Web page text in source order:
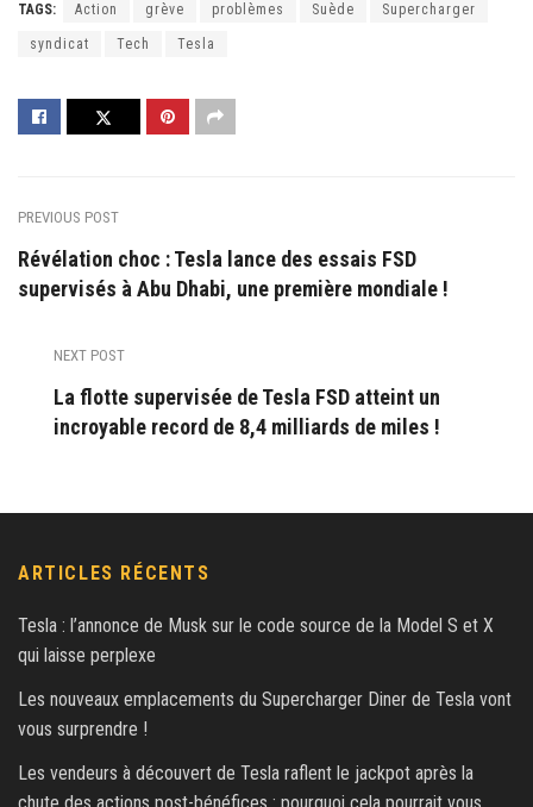
TAGS: Action grève problèmes Suède Supercharger
syndicat Tech Tesla
PREVIOUS POST
Révélation choc : Tesla lance des essais FSD
supervisés à Abu Dhabi, une première mondiale !
NEXT POST
La flotte supervisée de Tesla FSD atteint un
incroyable record de 8,4 milliards de miles !
ARTICLES RÉCENTS
Tesla : l’annonce de Musk sur le code source de la Model S et X
qui laisse perplexe
Les nouveaux emplacements du Supercharger Diner de Tesla vont
vous surprendre !
Les vendeurs à découvert de Tesla raflent le jackpot après la